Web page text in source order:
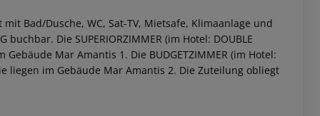
mit Bad/Dusche, WC, Sat-TV, Mietsafe, Klimaanlage und
buchbar. Die SUPERIORZIMMER (im Hotel: DOUBLE
Gebäude Mar Amantis 1. Die BUDGETZIMMER (im Hotel:
liegen im Gebäude Mar Amantis 2. Die Zuteilung obliegt